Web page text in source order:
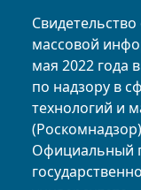
массовой
мая 2022 года
по надзору в
технологий и
(Роскомнадзор)
Официальный